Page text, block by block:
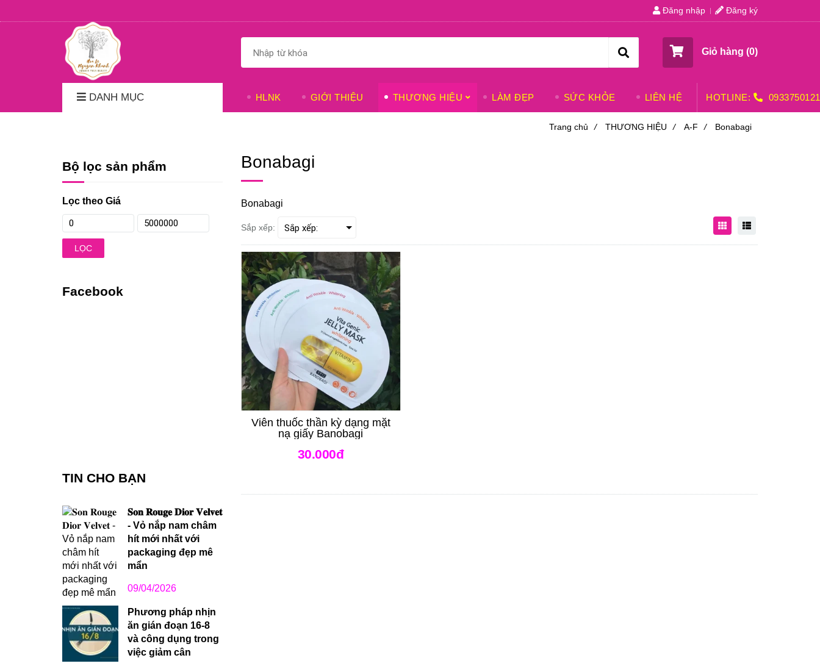
Đăng nhập Đăng ký
Giỏ hàng (0)
DANH MỤC HLNK GIỚI THIỆU THƯƠNG HIỆU LÀM ĐẸP SỨC KHỎE LIÊN HỆ HOTLINE: 0933750121
Trang chủ / THƯƠNG HIỆU / A-F / Bonabagi
Bonabagi
Bonabagi
Sắp xếp:
Viên thuốc thần kỳ dạng mặt
nạ giấy Banobagi
30.000đ
Bộ lọc sản phẩm
Lọc theo Giá
LỌC
Facebook
TIN CHO BẠN
𝐒𝐨𝐧 𝐑𝐨𝐮𝐠𝐞 𝐃𝐢𝐨𝐫 𝐕𝐞𝐥𝐯𝐞𝐭
- Vỏ nắp nam châm
hít mới nhất với
packaging đẹp mê
mẩn
09/04/2026
Phương pháp nhịn
ăn gián đoạn 16-8
và công dụng trong
việc giảm cân